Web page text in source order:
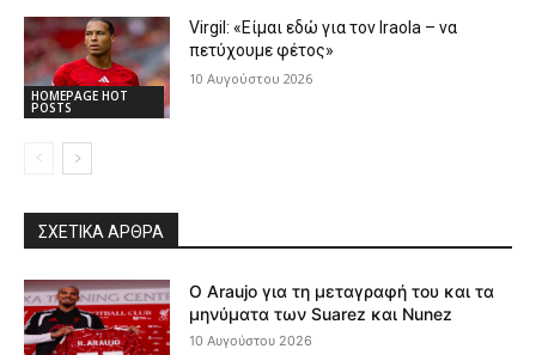
HOMEPAGE HOT
POSTS
Virgil: «Είμαι εδώ για τον Iraola – να
πετύχουμε φέτος»
10 Αυγούστου 2026
ΣΧΕΤΙΚΆ ΆΡΘΡΑ
Ο Araujo για τη μεταγραφή του και τα
μηνύματα των Suarez και Nunez
10 Αυγούστου 2026